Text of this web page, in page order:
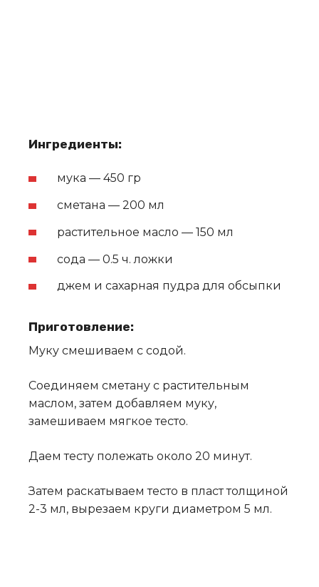
Ингредиенты:
мука — 450 гр
сметана — 200 мл
растительное масло — 150 мл
сода — 0.5 ч. ложки
джем и сахарная пудра для обсыпки
Приготовление:
Муку смешиваем с содой.
Соединяем сметану с растительным
маслом, затем добавляем муку,
замешиваем мягкое тесто.
Даем тесту полежать около 20 минут.
Затем раскатываем тесто в пласт толщиной
2-3 мл, вырезаем круги диаметром 5 мл.